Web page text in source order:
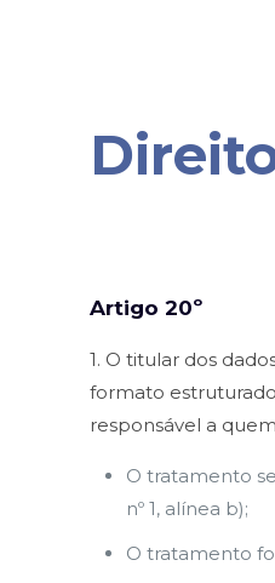
Artigo 20º
1. O titular dos
formato
responsável a
O tratamento
nº 1, alínea b);
O tratamento